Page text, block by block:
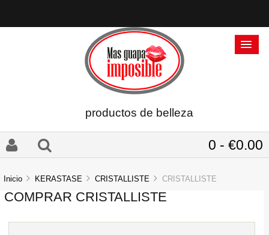
productos de belleza
0 - €0.00
Inicio KERASTASE CRISTALLISTE CRISTALLISTE
COMPRAR CRISTALLISTE